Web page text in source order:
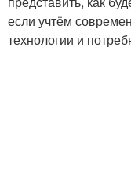
если учтём
технологии и